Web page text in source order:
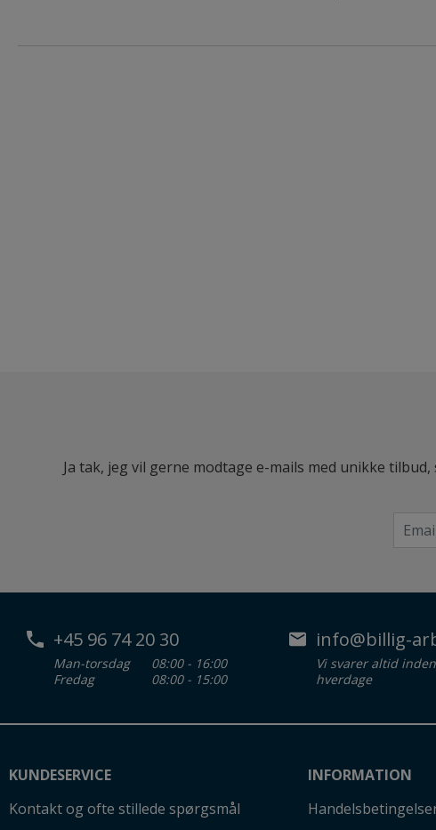
Ja tak, jeg vil gerne modtage e-mails med unikke
+45 96 74 20 30
Man-torsdag
08:00 - 16:00
Fredag
08:00 - 15:00
info@billig-
Vi svarer altid
hverdage
KUNDESERVICE
Kontakt og ofte stillede spørgsmål
INFORMATION